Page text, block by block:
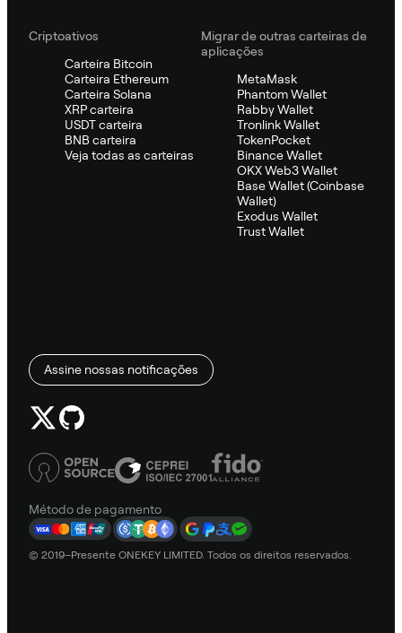
Criptoativos
Carteira Bitcoin
Carteira Ethereum
Carteira Solana
XRP carteira
USDT carteira
BNB carteira
Veja todas as carteiras
Migrar de outras carteiras de
aplicações
MetaMask
Phantom Wallet
Rabby Wallet
Tronlink Wallet
TokenPocket
Binance Wallet
OKX Web3 Wallet
Base Wallet (Coinbase
Wallet)
Exodus Wallet
Trust Wallet
Assine nossas notificações
Método de pagamento
© 2019–Presente ONEKEY LIMITED. Todos os direitos reservados.